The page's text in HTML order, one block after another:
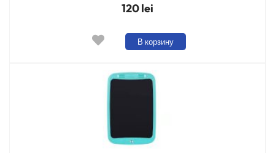
120 lei
В корзину